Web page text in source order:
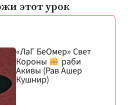
этот урок
«ЛаГ БеОмер» Свет
Короны
раби
Акивы (Рав Ашер
Кушнир)